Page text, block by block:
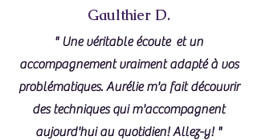
Gaulthier D.
" Une véritable écoute et un
accompagnement vraiment adapté à vos
problématiques. Aurélie m'a fait découvrir
des techniques qui m'accompagnent
aujourd'hui au quotidien! Allez-y! "